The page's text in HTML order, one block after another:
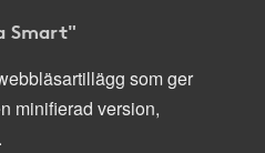
Smart"
som ger
minifierad version,